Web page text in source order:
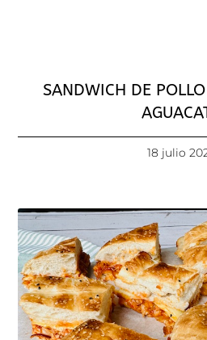
SANDWICH DE
18 julio